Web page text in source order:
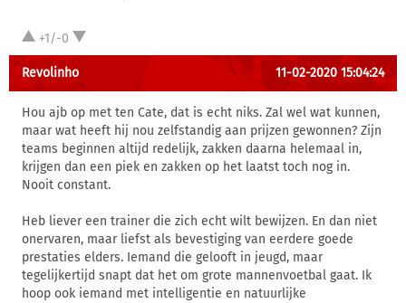
+1/-0
Revolinho 11-02-2020 15:04:24
Hou ajb op met ten Cate, dat is echt niks. Zal wel wat kunnen,
maar wat heeft hij nou zelfstandig aan prijzen gewonnen? Zijn
teams beginnen altijd redelijk, zakken daarna helemaal in,
krijgen dan een piek en zakken op het laatst toch nog in.
Nooit constant.
Heb liever een trainer die zich echt wilt bewijzen. En dan niet
onervaren, maar liefst als bevestiging van eerdere goede
prestaties elders. Iemand die gelooft in jeugd, maar
tegelijkertijd snapt dat het om grote mannenvoetbal gaat. Ik
hoop ook iemand met intelligentie en natuurlijke